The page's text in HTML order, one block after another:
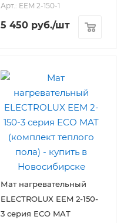
Арт.: EEM 2-150-1
5 450 руб./шт
Мат нагревательный
ELECTROLUX EEM 2-150-
3 серия ECO MAT